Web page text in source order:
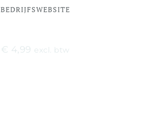
BEDRIJFSWEBSITE
€ 4,99 excl. btw